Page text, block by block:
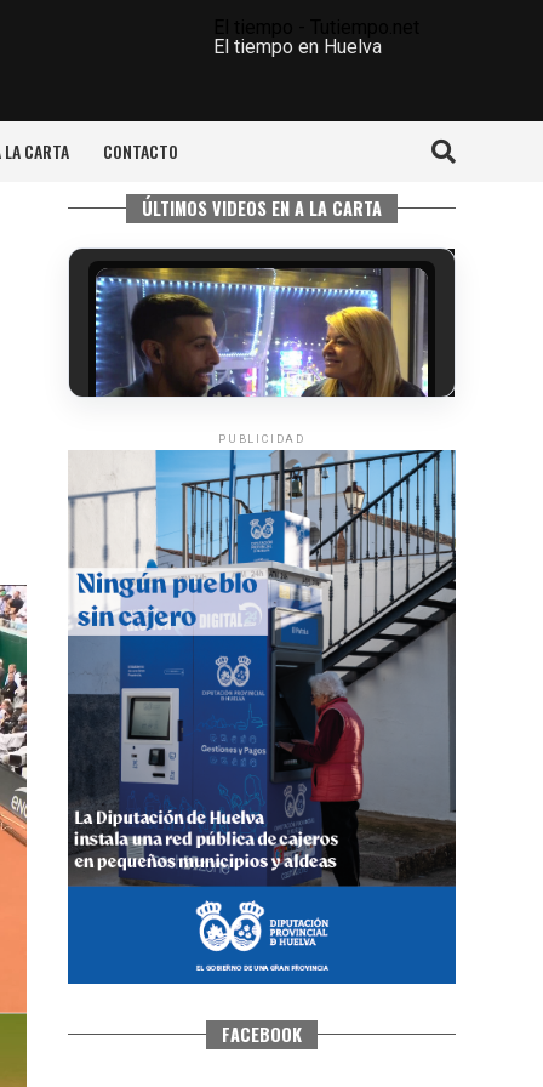
El tiempo en Huelva
LA CARTA CONTACTO
ÚLTIMOS VIDEOS EN A LA CARTA
5º DÍA DE LAS FIESTAS COLOMBINAS
2026
·Huelvatv
CUARTA CORRIDA DE LAS FIESTAS
COLOMBINAS 2026
hace 7 días· Huelvatv
PUBLICIDAD
FACEBOOK